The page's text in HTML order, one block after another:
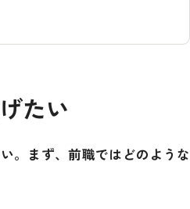
たい
。まず、前職ではどのような